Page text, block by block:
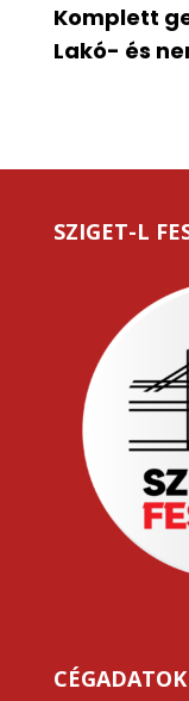
Komplett
Lakó- és
SZIGET-L
CÉGADATOK